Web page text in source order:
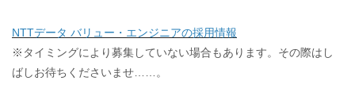
NTTデータ バリュー・エンジニアの採用情報
※タイミングにより募集していない場合もあります。その際はし
ばしお待ちくださいませ……。